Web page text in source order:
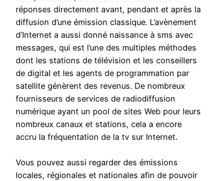
réponses directement avant, pendant et après la
diffusion d’une émission classique. L’avènement
d’Internet a aussi donné naissance à sms avec
messages, qui est l’une des multiples méthodes
dont les stations de télévision et les conseillers
de digital et les agents de programmation par
satellite génèrent des revenus. De nombreux
fournisseurs de services de radiodiffusion
numérique ayant un pool de sites Web pour leurs
nombreux canaux et stations, cela a encore
accru la fréquentation de la tv sur Internet.
Vous pouvez aussi regarder des émissions
locales, régionales et nationales afin de pouvoir